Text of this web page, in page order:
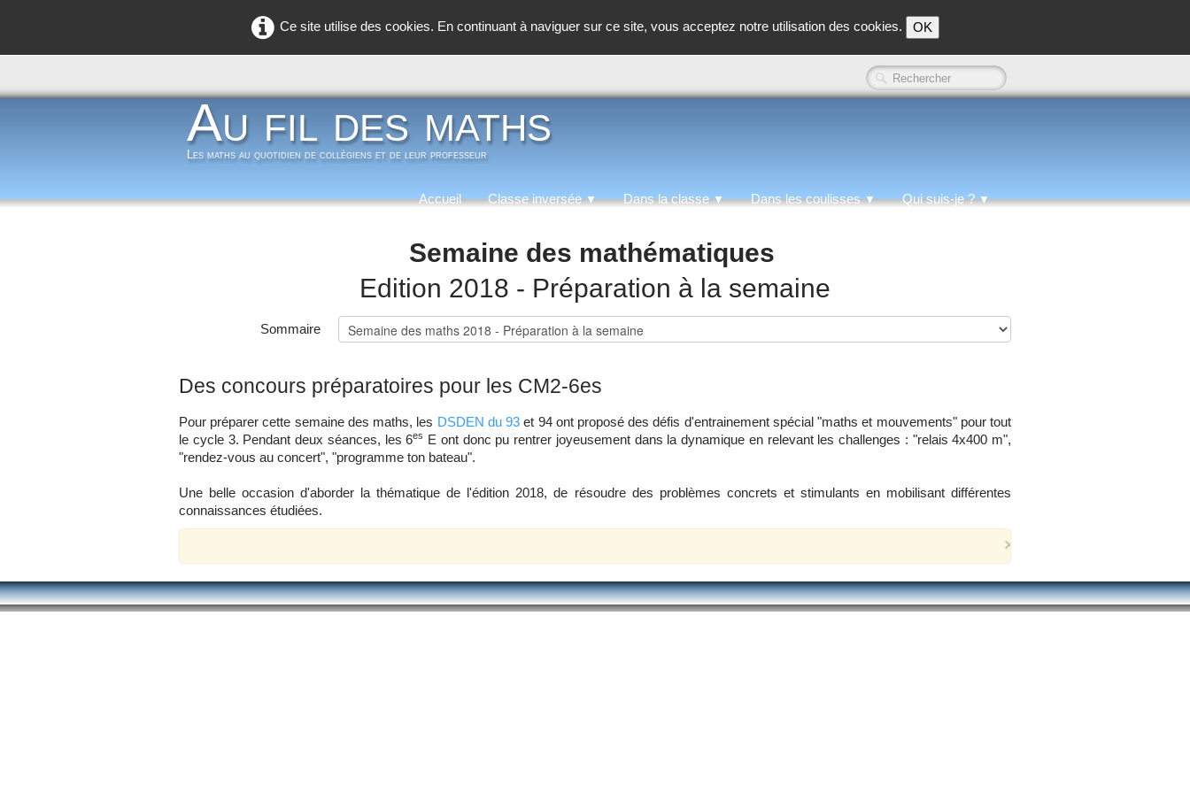
Ce site utilise des cookies. En continuant à naviguer sur ce site, vous acceptez notre utilisation des cookies. OK
Au fil des maths
Les maths au quotidien de collègiens et de leur professeur
Accueil Classe inversée▼ Dans la classe▼ Dans les coulisses▼ Qui suis-je ?▼
Semaine des mathématiques
Edition 2018 - Préparation à la semaine
Sommaire
Des concours préparatoires pour les CM2-6es
Pour préparer cette semaine des maths, les DSDEN du 93 et 94 ont proposé des défis d'entrainement spécial "maths et mouvements" pour tout
le cycle 3. Pendant deux séances, les 6es E ont donc pu rentrer joyeusement dans la dynamique en relevant les challenges : "relais 4x400 m",
"rendez-vous au concert", "programme ton bateau".
Une belle occasion d'aborder la thématique de l'édition 2018, de résoudre des problèmes concrets et stimulants en mobilisant différentes
connaissances étudiées.
×